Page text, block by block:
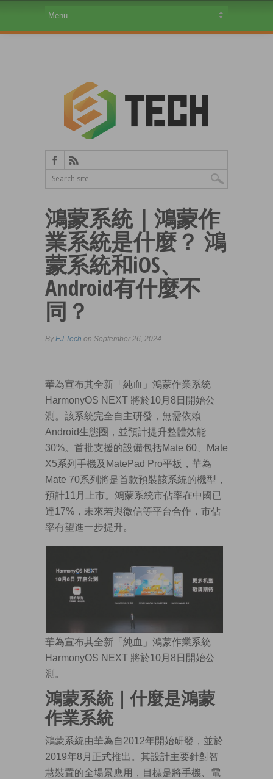
鴻蒙系統｜鴻蒙作
業系統是什麼？ 鴻
蒙系統和iOS、
Android有什麼不
同？
By EJ Tech on September 26, 2024
華為宣布其全新「純血」鴻蒙作業系統
HarmonyOS NEXT 將於10月8日開始公
測。該系統完全自主研發，無需依賴
Android生態圈，並預計提升整體效能
30%。首批支援的設備包括Mate 60、Mate
X5系列手機及MatePad Pro平板，華為
Mate 70系列將是首款預裝該系統的機型，
預計11月上市。鴻蒙系統市佔率在中國已
達17%，未來若與微信等平台合作，市佔
率有望進一步提升。
華為宣布其全新「純血」鴻蒙作業系統
HarmonyOS NEXT 將於10月8日開始公
測。
鴻蒙系統｜什麼是鴻蒙
作業系統
鴻蒙系統由華為自2012年開始研發，並於
2019年8月正式推出。其設計主要針對智
慧裝置的全場景應用，目標是將手機、電